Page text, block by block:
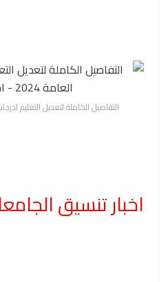
التفاصيل الكاملة لتعديل التعليم لدرجات
اخبار تنسيق الجامعات